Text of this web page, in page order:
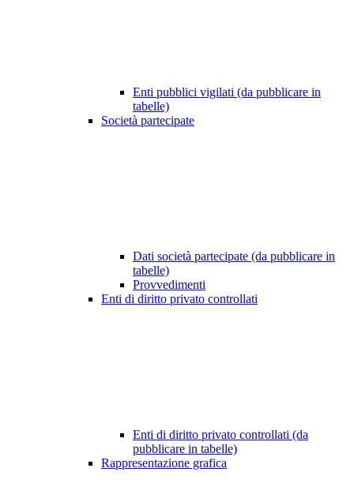
Enti pubblici vigilati (da pubblicare in
tabelle)
Società partecipate
Dati società partecipate (da pubblicare in
tabelle)
Provvedimenti
Enti di diritto privato controllati
Enti di diritto privato controllati (da
pubblicare in tabelle)
Rappresentazione grafica